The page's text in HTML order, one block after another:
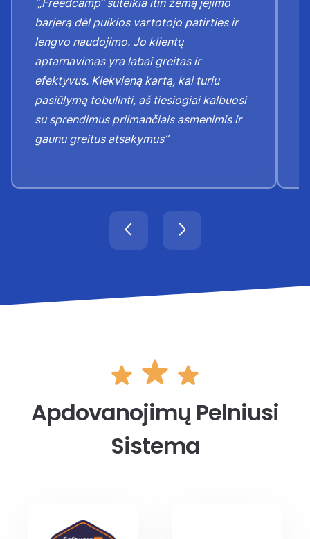
“„Freedcamp“ suteikia itin žemą įėjimo
barjerą dėl puikios vartotojo patirties ir
lengvo naudojimo. Jo klientų
aptarnavimas yra labai greitas ir
efektyvus. Kiekvieną kartą, kai turiu
pasiūlymą tobulinti, aš tiesiogiai kalbuosi
su sprendimus priimančiais asmenimis ir
gaunu greitus atsakymus”
Apdovanojimų Pelniusi
Sistema